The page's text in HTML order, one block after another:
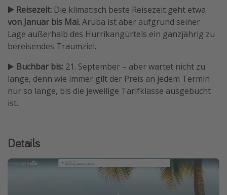
Bahnreisen in der Schweiz
Reisepassfreie Reiseziele
Travel Know How
Last Minute Urlaub Mallorca
Last Minute Urlaub Deutschland
▶️ Reisezeit: Die klimatisch beste Reisezeit geht etwa
von Januar bis Mai. Aruba ist aber aufgrund seiner
Lage außerhalb des Hurrikangürtels ein ganzjährig zu
bereisendes Traumziel.
▶️ Buchbar bis: 21. September – aber wartet nicht zu
lange, denn wie immer gilt der Preis an jedem Termin
nur so lange, bis die jeweilige Tarifklasse ausgebucht
ist.
Details